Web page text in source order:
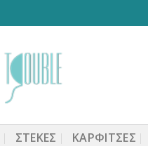
ΣΤΈΚΕΣ ΚΑΡΦΙΤΣΕΣ